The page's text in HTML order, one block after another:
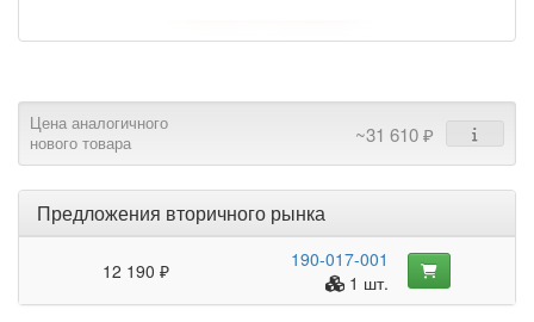
Цена аналогичного
нового товара
~31 610 ₽
Предложения вторичного рынка
12 190 ₽
190-017-001
1 шт.